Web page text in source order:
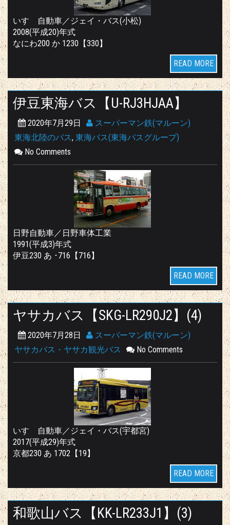
いすゞ自動車／ジェイ・バス(小松)
2008(平成20)年式
なにわ200 か 1230【330】
READ MORE
伊豆東海バス【U-RJ3HJAA】
2020年7月29日
スーパーマン鉄(マルーン)
東海北陸のバス, 東海バス(東海バスグループ)
No Comments
日野自動車／日野車体工業
1991(平成3)年式
伊豆230 あ ･716【716】
READ MORE
ヤサカバス【SKG-LR290J2】(4)
2020年7月28日
スーパーマン鉄(マルーン)
ヤサカバス・ヤサカ観光バス
No Comments
いすゞ自動車／ジェイ・バス(宇都宮)
2017(平成29)年式
京都230 あ 1702【19】
READ MORE
和歌山バス【KK-LR233J1】(3)